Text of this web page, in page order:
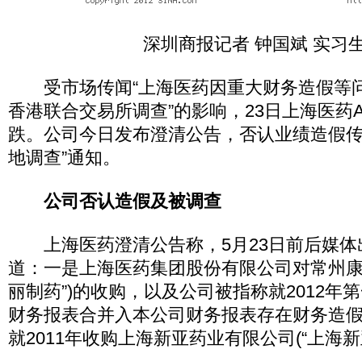
深圳商报记者 钟国斌 实习
受市场传闻“上海医药因重大财务造假等
香港联合交易所调查”的影响，23日上海医
跌。公司今日发布澄清公告，否认业绩造假
地调查”通知。
公司否认造假及被调查
上海医药澄清公告称，5月23日前后媒体
道：一是上海医药集团股份有限公司对常州
丽制药”)的收购，以及公司被指称就2012年
财务报表合并入本公司财务报表存在财务造
就2011年收购上海新亚药业有限公司(“上海